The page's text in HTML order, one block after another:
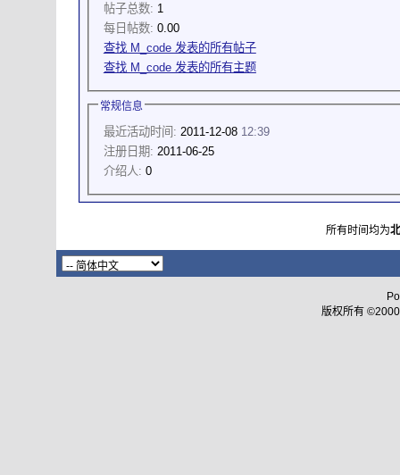
帖子总数: 1
每日帖数: 0.00
查找 M_code 发表的所有帖子
查找 M_code 发表的所有主题
常规信息
最近活动时间: 2011-12-08 12:39
注册日期: 2011-06-25
介绍人: 0
所有时间均为
版权所有